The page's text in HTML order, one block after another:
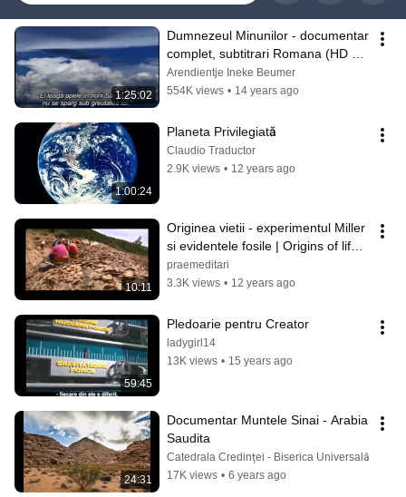
1:25:02
Dumnezeul Minunilor - documentar
complet, subtitrari Romana (HD &
HQ)
Arendientje Ineke Beumer
554K views • 14 years ago
1:00:24
Planeta Privilegiată
Claudio Traductor
2.9K views • 12 years ago
10:11
Originea vietii - experimentul Miller
si evidentele fosile | Origins of life.
The Miller experiment
praemeditari
3.3K views • 12 years ago
59:45
Pledoarie pentru Creator
ladygirl14
13K views • 15 years ago
24:31
Documentar Muntele Sinai - Arabia
Saudita
Catedrala Credinței - Biserica Universală
17K views • 6 years ago